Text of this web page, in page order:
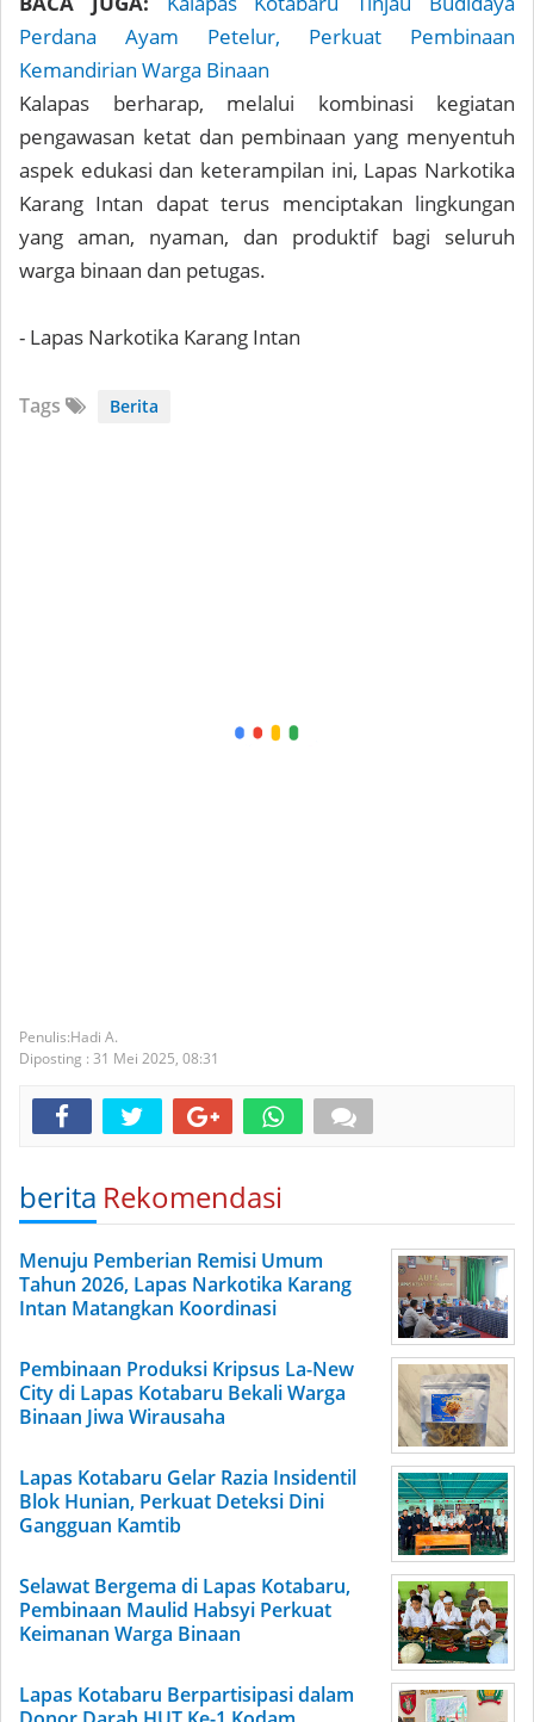
Perdana Ayam Petelur, Perkuat Pembinaan
Kemandirian Warga Binaan
Kalapas berharap, melalui kombinasi kegiatan
pengawasan ketat dan pembinaan yang menyentuh
aspek edukasi dan keterampilan ini, Lapas Narkotika
Karang Intan dapat terus menciptakan lingkungan
yang aman, nyaman, dan produktif bagi seluruh
warga binaan dan petugas.
- Lapas Narkotika Karang Intan
Tags Berita
Hadi A.
Diposting : 31 Mei 2025, 08:31
berita Rekomendasi
Menuju Pemberian Remisi Umum
Tahun 2026, Lapas Narkotika Karang
Intan Matangkan Koordinasi
Pembinaan Produksi Kripsus La-New
City di Lapas Kotabaru Bekali Warga
Binaan Jiwa Wirausaha
Lapas Kotabaru Gelar Razia Insidentil
Blok Hunian, Perkuat Deteksi Dini
Gangguan Kamtib
Selawat Bergema di Lapas Kotabaru,
Pembinaan Maulid Habsyi Perkuat
Keimanan Warga Binaan
Lapas Kotabaru Berpartisipasi dalam